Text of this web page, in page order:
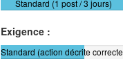
Standard (1 post / 3 jours)
Exigence :
Standard (action décrite